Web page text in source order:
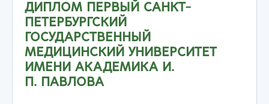
ДИПЛОМ ПЕРВЫЙ САНКТ-
ПЕТЕРБУРГСКИЙ
ГОСУДАРСТВЕННЫЙ
МЕДИЦИНСКИЙ УНИВЕРСИТЕТ
ИМЕНИ АКАДЕМИКА И.
П. ПАВЛОВА